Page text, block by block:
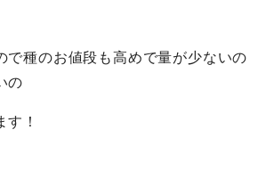
で種のお値段も高めで量が少ないの
の
す！